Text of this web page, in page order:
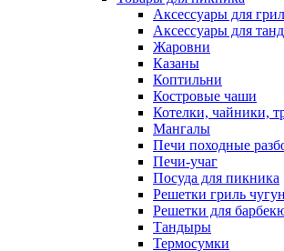
Аксессуары для
Аксессуары для
Жаровни
Казаны
Коптильни
Костровые чаши
Котелки, чайники,
Мангалы
Печи походные
Печи-учаг
Посуда для пикника
Решетки гриль
Решетки для
Тандыры
Термосумки